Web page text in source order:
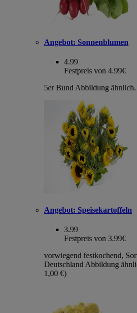
Angebot: Sonnenblumen
4.99
Festpreis von 4.99€
5er Bund Abbildung ähnlich.
Angebot: Speisekartoffeln
3.99
Festpreis von 3.99€
vorwiegend festkochend,
Deutschland Abbildung
1,00 €)